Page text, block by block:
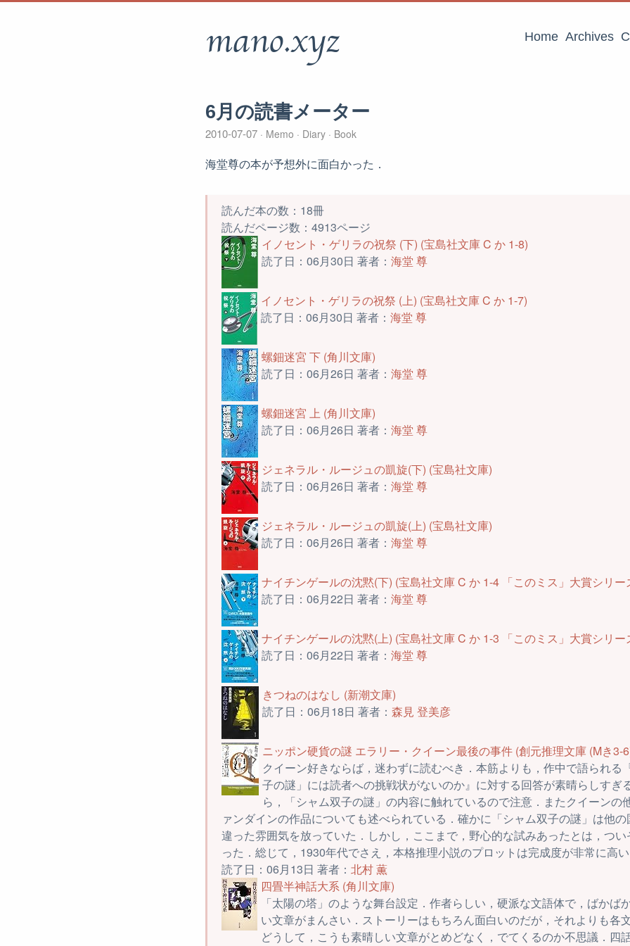
mano.xyz Home Archives
6月の読書メーター
2010-07-07 Memo Diary Book
海堂尊の本が予想外に面白かった．
読んだ本の数：18冊
読んだページ数：4913ページ
イノセント・ゲリラの祝祭 (下) (宝島社文庫 C か 1-8)
読了日：06月30日 著者： 海堂 尊
イノセント・ゲリラの祝祭 (上) (宝島社文庫 C か 1-7)
読了日：06月30日 著者： 海堂 尊
螺鈿迷宮 下 (角川文庫)
読了日：06月26日 著者： 海堂 尊
螺鈿迷宮 上 (角川文庫)
読了日：06月26日 著者： 海堂 尊
ジェネラル・ルージュの凱旋(下) (宝島社文庫)
読了日：06月26日 著者： 海堂 尊
ジェネラル・ルージュの凱旋(上) (宝島社文庫)
読了日：06月26日 著者： 海堂 尊
ナイチンゲールの沈黙(下) (宝島社文庫 C か 1-4 「このミス」大賞シリー
読了日：06月22日 著者： 海堂 尊
ナイチンゲールの沈黙(上) (宝島社文庫 C か 1-3 「このミス」大賞シリー
読了日：06月22日 著者： 海堂 尊
きつねのはなし (新潮文庫)
読了日：06月18日 著者： 森見 登美彦
ニッポン硬貨の謎 エラリー・クイーン最後の事件 (創元推理文庫 (Mき3-
クイーン好きならば，迷わずに読むべき．本筋よりも，作中で語られる
子の謎」には読者への挑戦状がないのか』に対する回答が素晴らしすぎ
ら，「シャム双子の謎」の内容に触れているので注意．またクイーンの
ァンダインの作品についても述べられている．確かに「シャム双子の謎」は他
違った雰囲気を放っていた．しかし，ここまで，野心的な試みあったとは，つ
った．総じて，1930年代でさえ，本格推理小説のプロットは完成度が非常に高
読了日：06月13日 著者： 北村 薫
四畳半神話大系 (角川文庫)
「太陽の塔」のような舞台設定．作者らしい，硬派な文語体で，ばかば
い文章がまんさい．ストーリーはもちろん面白いのだが，それよりも各
どうして，こうも素晴しい文章がとめどなく，でてくるのか不思議．四